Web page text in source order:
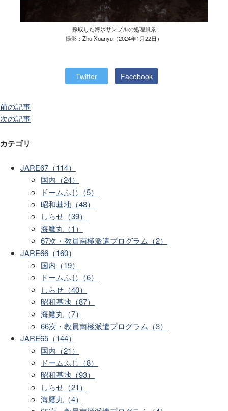
採取した海氷サンプルの処理風景
撮影：Zhu Xuanyu（2024年1月22日）
Twitter Facebook
前の記事
次の記事
カテゴリ
JARE67（114）
国内（24）
ドームふじ（5）
昭和基地（48）
しらせ（39）
海鷹丸（1）
67次・教員南極派遣プログラム（2）
JARE66（160）
国内（19）
ドームふじ（6）
しらせ（40）
昭和基地（87）
海鷹丸（7）
66次・教員南極派遣プログラム（3）
JARE65（144）
国内（21）
ドームふじ（8）
昭和基地（93）
しらせ（21）
海鷹丸（4）